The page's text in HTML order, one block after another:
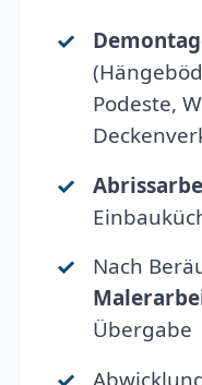
Podeste,
Nach
Übergabe